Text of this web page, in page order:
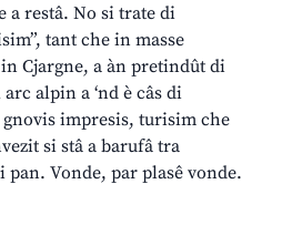
a restâ. No si trate di
tant che in masse
Cjargne, a àn pretindût di
alpin a ‘nd è câs di
impresis, turisim che
si stâ a barufâ tra
Vonde, par plasê vonde.